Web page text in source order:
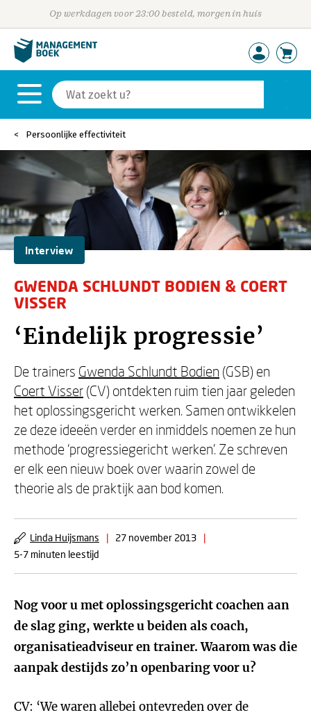
Op werkdagen voor 23:00 besteld, morgen in huis
Persoonlijke effectiviteit
Interview
GWENDA SCHLUNDT BODIEN & COERT
VISSER
‘Eindelijk progressie’
De trainers Gwenda Schlundt Bodien (GSB) en
Coert Visser (CV) ontdekten ruim tien jaar geleden
het oplossingsgericht werken. Samen ontwikkelen
ze deze ideeën verder en inmiddels noemen ze hun
methode ‘progressiegericht werken’. Ze schreven
er elk een nieuw boek over waarin zowel de
theorie als de praktijk aan bod komen.
Linda Huijsmans | 27 november 2013
|
5-7 minuten leestijd
Nog voor u met oplossingsgericht coachen aan
de slag ging, werkte u beiden als coach,
organisatieadviseur en trainer. Waarom was die
aanpak destijds zo’n openbaring voor u?
CV: ‘We waren allebei ontevreden over de